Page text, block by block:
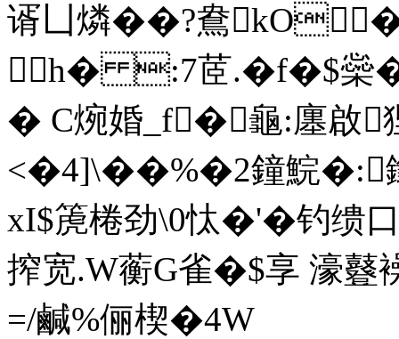
谞凵燐��?鴦kO�
h� :7茝.�f�$橤�
� C焥婚_f� 龜:廛啟
<�4]\��%�2鐘鯇�:
xI$箎棬劲\0忲�'�钓缋
搾宽.W蘅G雀�$享 濠
=/鹹%俪楔�4W